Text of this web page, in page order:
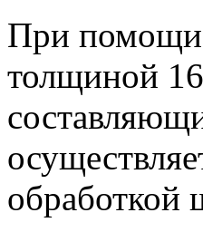
При помощи
толщиной